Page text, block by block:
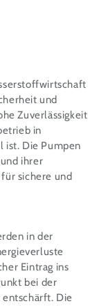
und
Zuverlässigkeit
in
ist. Die Pumpen
ihrer
sichere und
in der
Eintrag ins
bei der
entschärft. Die